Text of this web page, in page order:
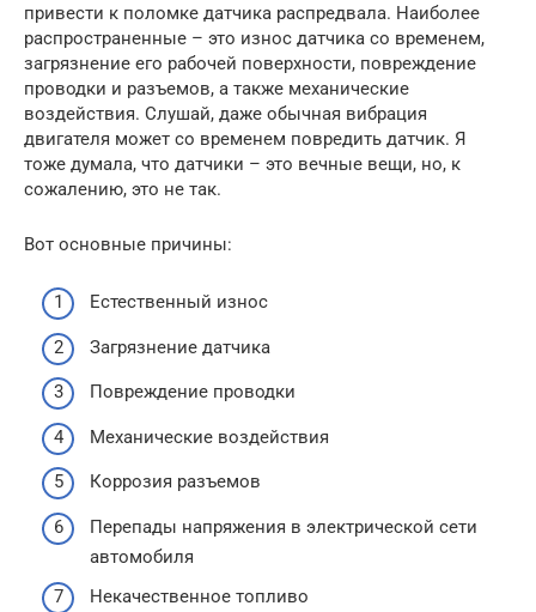
привести к поломке датчика распредвала. Наиболее
распространенные – это износ датчика со временем,
загрязнение его рабочей поверхности, повреждение
проводки и разъемов, а также механические
воздействия. Слушай, даже обычная вибрация
двигателя может со временем повредить датчик. Я
тоже думала, что датчики – это вечные вещи, но, к
сожалению, это не так.
Вот основные причины:
Естественный износ
Загрязнение датчика
Повреждение проводки
Механические воздействия
Коррозия разъемов
Перепады напряжения в электрической сети
автомобиля
Некачественное топливо